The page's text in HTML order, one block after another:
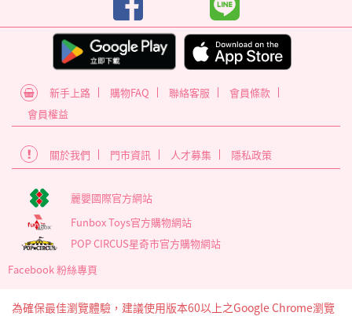
新手上路 購物FAQ 聯絡客服
會員條款
會員權益
關於我們 門市資訊 人才募集 隱私政策
麗嬰國際官方網站
Funbox Toys官方購物網站
POP CIRCUS星奇市官方購物網站
Facebook 粉絲專頁
為確保最佳瀏覽體驗，建議使用版本60以上之Google Chrome瀏覽